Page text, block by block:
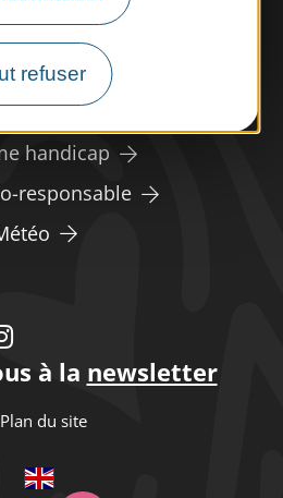
refuser
rencontrer
pro/presse
handicap
responsable
à la newsletter
Plan du site